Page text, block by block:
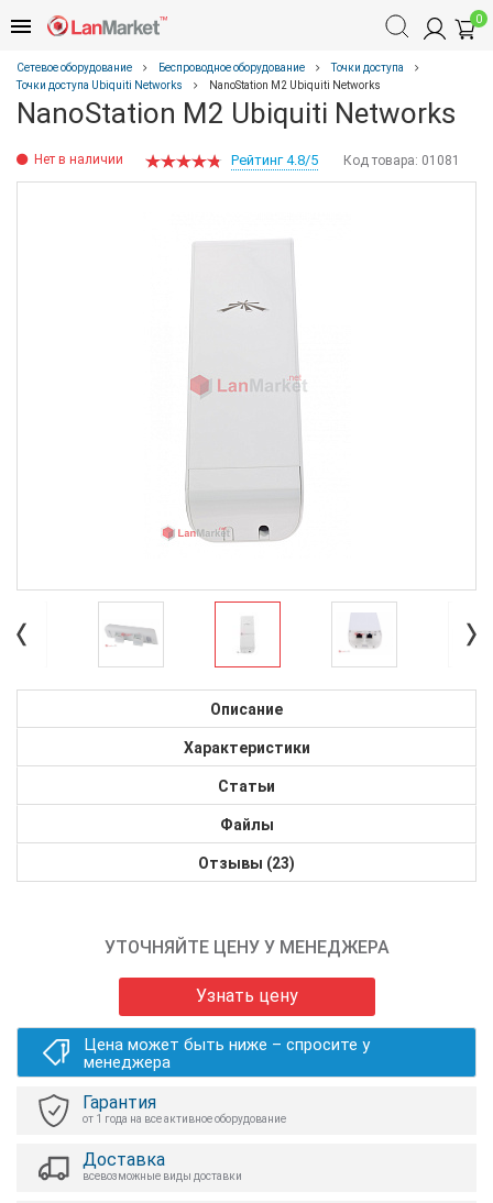
0
Сетевое оборудование Беспроводное оборудование
Точки доступа
Точки доступа Ubiquiti Networks
NanoStation M2 Ubiquiti Networks
NanoStation M2 Ubiquiti Networks
Нет в наличии Код товара: 01081
Рейтинг 4.8/5
Описание
Характеристики
Статьи
Файлы
Отзывы (23)
УТОЧНЯЙТЕ ЦЕНУ У МЕНЕДЖЕРА
Узнать цену
Цена может быть ниже – спросите у
менеджера
Гарантия
от 1 года на все активное оборудование
Доставка
всевозможные виды доставки